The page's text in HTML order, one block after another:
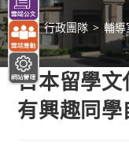
> 行政團隊 > 輔導
日本留學文
有興趣同學